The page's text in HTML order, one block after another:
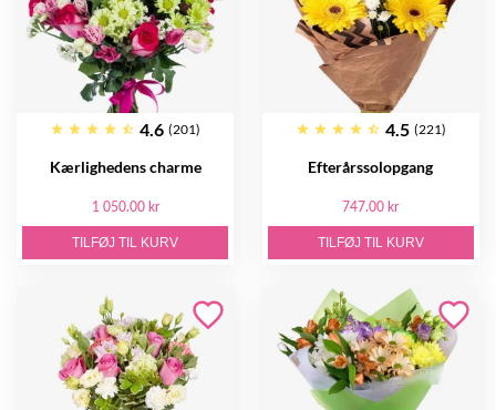
4.6 (201)
Kærlighedens charme
1 050.00 kr
TILFØJ TIL KURV
4.5 (221)
Efterårssolopgang
747.00 kr
TILFØJ TIL KURV